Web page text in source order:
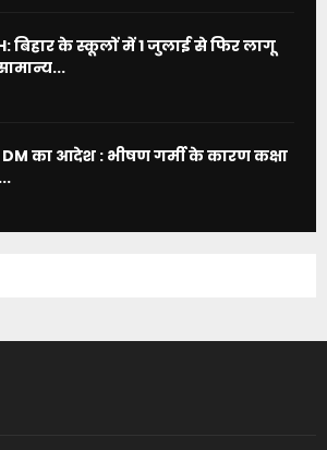
बिहार के स्कूलों में 1 जुलाई से फिर लागू
का आदेश : भीषण गर्मी के कारण कक्षा